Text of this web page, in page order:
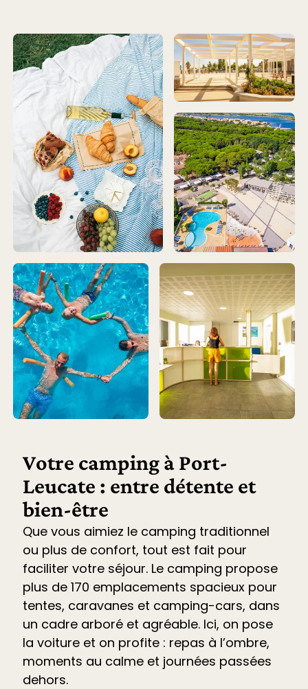
Votre camping à Port-
Leucate : entre détente et
bien-être
Que vous aimiez le camping traditionnel
ou plus de confort, tout est fait pour
faciliter votre séjour. Le camping propose
plus de 170 emplacements spacieux pour
tentes, caravanes et camping-cars, dans
un cadre arboré et agréable. Ici, on pose
la voiture et on profite : repas à l’ombre,
moments au calme et journées passées
dehors.